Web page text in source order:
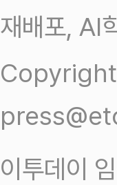
재배포, AI
이투데이